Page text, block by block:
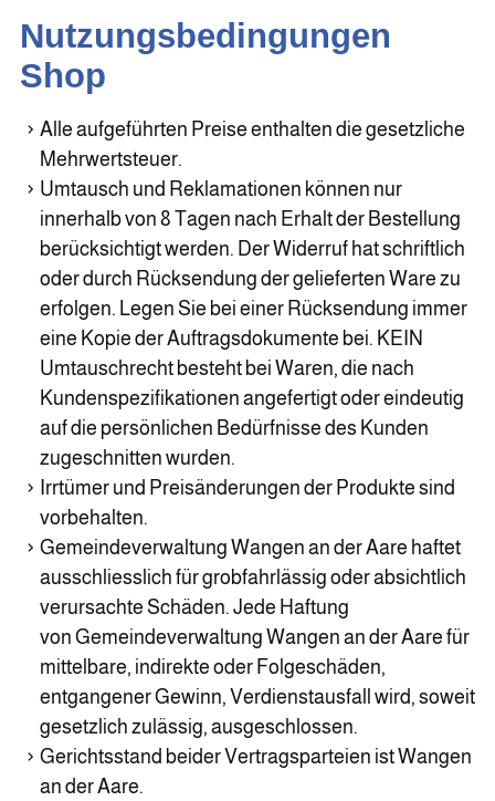
Nutzungsbedingungen
Shop
Alle aufgeführten Preise enthalten die gesetzliche
Mehrwertsteuer.
Umtausch und Reklamationen können nur
innerhalb von 8 Tagen nach Erhalt der Bestellung
berücksichtigt werden. Der Widerruf hat schriftlich
oder durch Rücksendung der gelieferten Ware zu
erfolgen. Legen Sie bei einer Rücksendung immer
eine Kopie der Auftragsdokumente bei. KEIN
Umtauschrecht besteht bei Waren, die nach
Kundenspezifikationen angefertigt oder eindeutig
auf die persönlichen Bedürfnisse des Kunden
zugeschnitten wurden.
Irrtümer und Preisänderungen der Produkte sind
vorbehalten.
Gemeindeverwaltung Wangen an der Aare haftet
ausschliesslich für grobfahrlässig oder absichtlich
verursachte Schäden. Jede Haftung
von Gemeindeverwaltung Wangen an der Aare für
mittelbare, indirekte oder Folgeschäden,
entgangener Gewinn, Verdienstausfall wird, soweit
gesetzlich zulässig, ausgeschlossen.
Gerichtsstand beider Vertragsparteien ist Wangen
an der Aare.